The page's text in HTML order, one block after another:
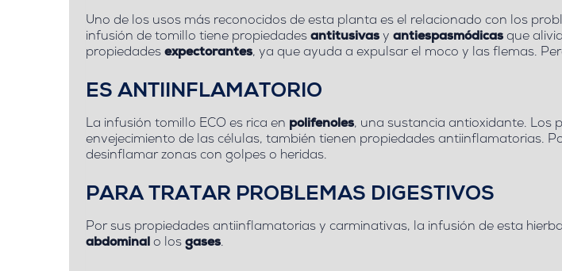
Uno de los usos más reconocidos de esta planta es el relacionado con los
infusión de tomillo tiene propiedades antitusivas y antiespasmódicas que
propiedades expectorantes, ya que ayuda a expulsar el moco y las flemas.
ES ANTIINFLAMATORIO
La infusión tomillo ECO es rica en polifenoles, una sustancia antioxidante. Los
envejecimiento de las células, también tienen propiedades antiinflamatorias.
desinflamar zonas con golpes o heridas.
PARA TRATAR PROBLEMAS DIGESTIVOS
Por sus propiedades antiinflamatorias y carminativas, la infusión de esta
abdominal o los gases.